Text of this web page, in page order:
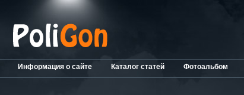
Информация о сайте Каталог статей Фотоальбом